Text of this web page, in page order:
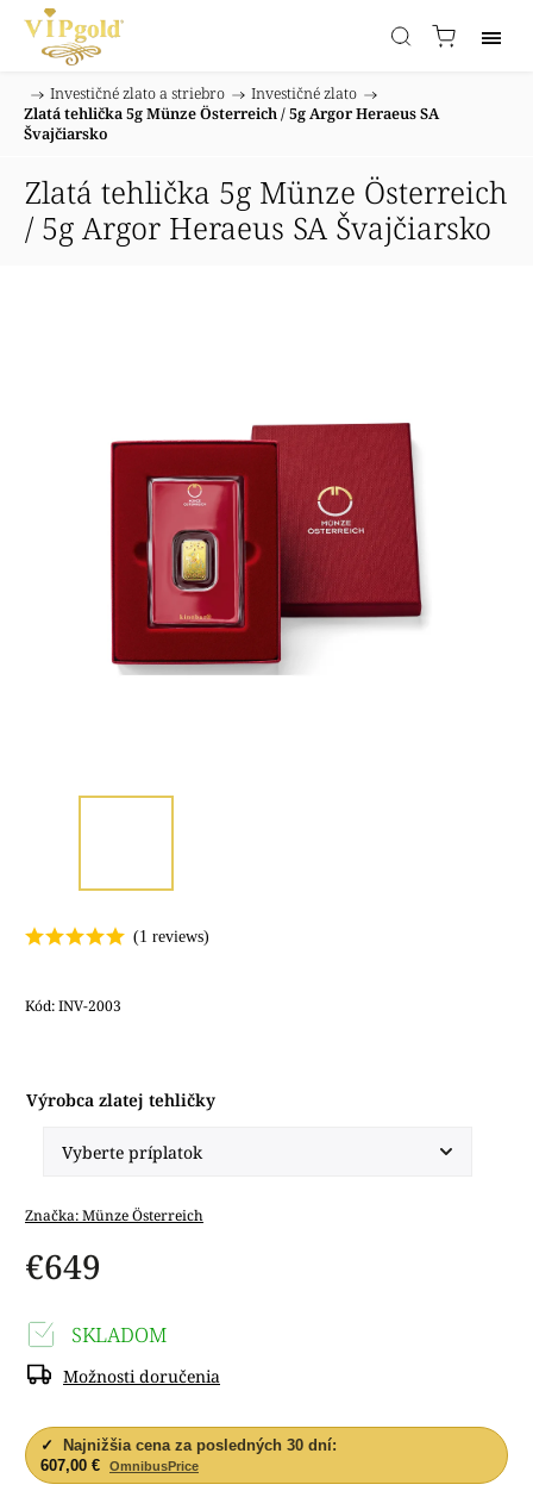
Domov
/ Investičné zlato a striebro / Investičné zlato /
Zlatá tehlička 5g Münze Österreich / 5g Argor Heraeus SA
Švajčiarsko
Zlatá tehlička 5g Münze Österreich
/ 5g Argor Heraeus SA Švajčiarsko
Kód:INV-2003
Výrobca zlatej tehličky
Značka:Münze Österreich
€649
SKLADOM
Možnosti doručenia
✓
Najnižšia cena za posledných 30 dní:
607,00 €
OmnibusPrice